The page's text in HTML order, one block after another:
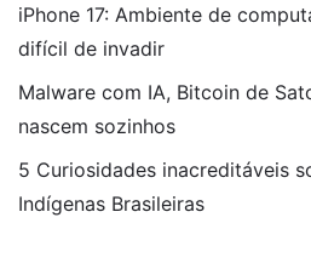
iPhone 17: Ambiente de
difícil de invadir
Malware com IA, Bitcoin de
nascem sozinhos
5 Curiosidades inacreditáveis
Indígenas Brasileiras